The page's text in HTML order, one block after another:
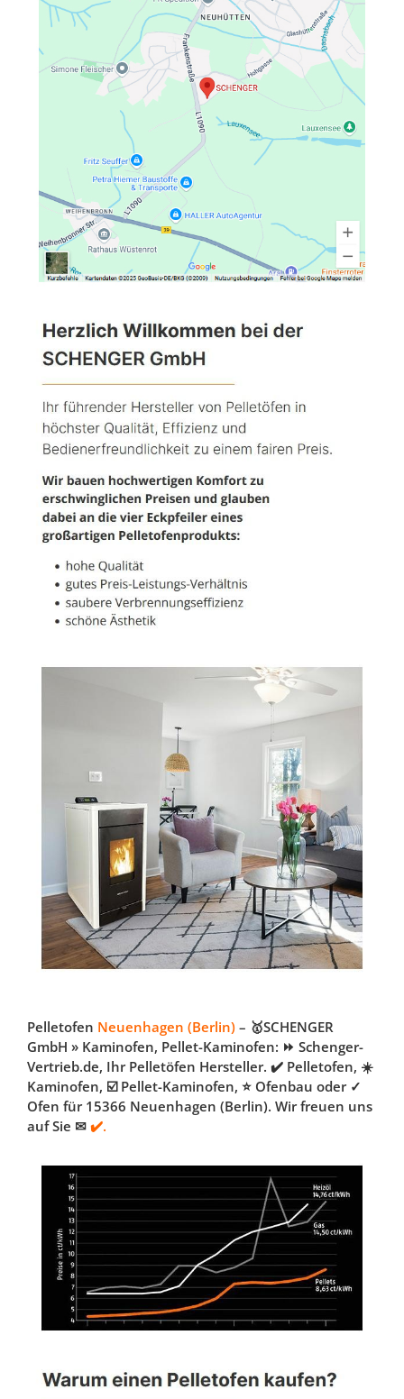
Pelletofen Neuenhagen (Berlin) – 🥇SCHENGER
GmbH » Kaminofen, Pellet-Kaminofen: ⏩ Schenger-
Vertrieb.de, Ihr Pelletöfen Hersteller. ✔️ Pelletofen, ☀️
Kaminofen, ☑️ Pellet-Kaminofen, ⭐ Ofenbau oder ✓
Ofen für 15366 Neuenhagen (Berlin). Wir freuen uns
auf Sie ✉ ✔️.